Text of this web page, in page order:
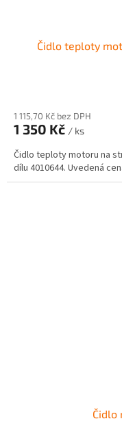
Čidlo teploty
1 115,70 Kč bez DPH
1 350 Kč / ks
Čidlo teploty motoru na
dílu 4010644. Uvedená
Čidlo